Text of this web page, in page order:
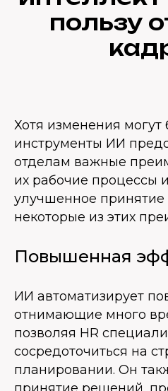
пользу
Хотя изменения
инструменты ИИ
отделам важные
их рабочие процессы
улучшенное
некоторые из этих
Повышенная
ИИ автоматизирует
отнимающие много
позволяя HR
сосредоточиться на
планировании. Он